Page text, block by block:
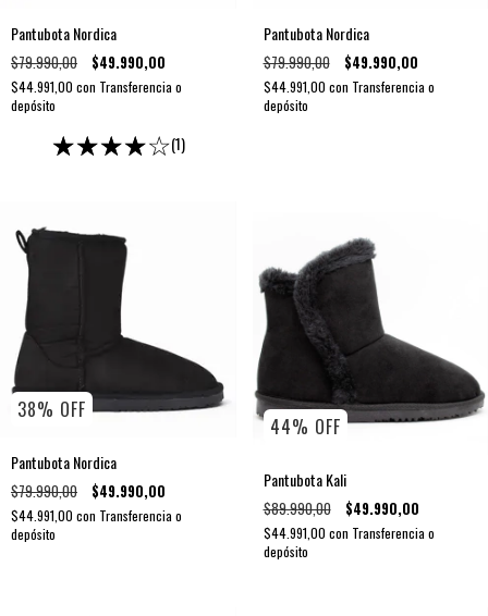
Pantubota Nordica
$79.990,00 $49.990,00
$44.991,00 con Transferencia o
depósito
(1)
Pantubota Nordica
$79.990,00 $49.990,00
$44.991,00 con Transferencia o
depósito
38% OFF
Pantubota Nordica
$79.990,00 $49.990,00
$44.991,00 con Transferencia o
depósito
44% OFF
Pantubota Kali
$89.990,00 $49.990,00
$44.991,00 con Transferencia o
depósito